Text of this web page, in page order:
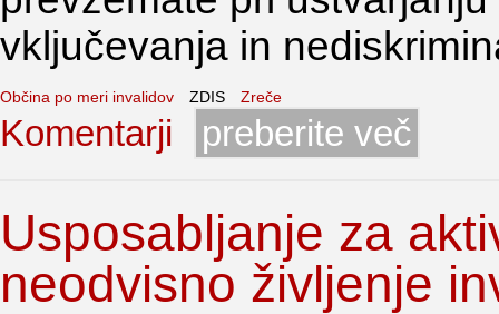
vključevanja in
Občina po meri invalidov ZDIS Zreče
Komentarji preberite več
Usposabljanje za
neodvisno življenje